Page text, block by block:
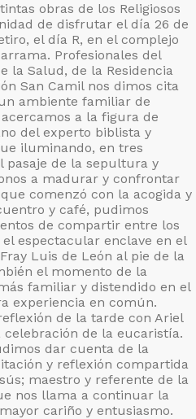
obras de los Religiosos
de disfrutar el día 26 de
el día R, en el complejo
Profesionales del
la Salud, de la Residencia
San Camil nos dimos cita
ambiente familiar de
a la figura de
del experto biblista y
iluminando, en tres
pasaje de la sepultura y
a madurar y confrontar
comenzó con la acogida y
y café, pudimos
de compartir entre los
espectacular enclave en el
Luis de León al pie de la
el momento de la
familiar y distendido en el
experiencia en común.
de la tarde con Ariel
de la eucaristía.
dar cuenta de la
y reflexión compartida
maestro y referente de la
nos llama a continuar la
cariño y entusiasmo.